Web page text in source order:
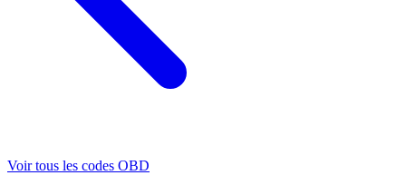
Voir tous les codes OBD